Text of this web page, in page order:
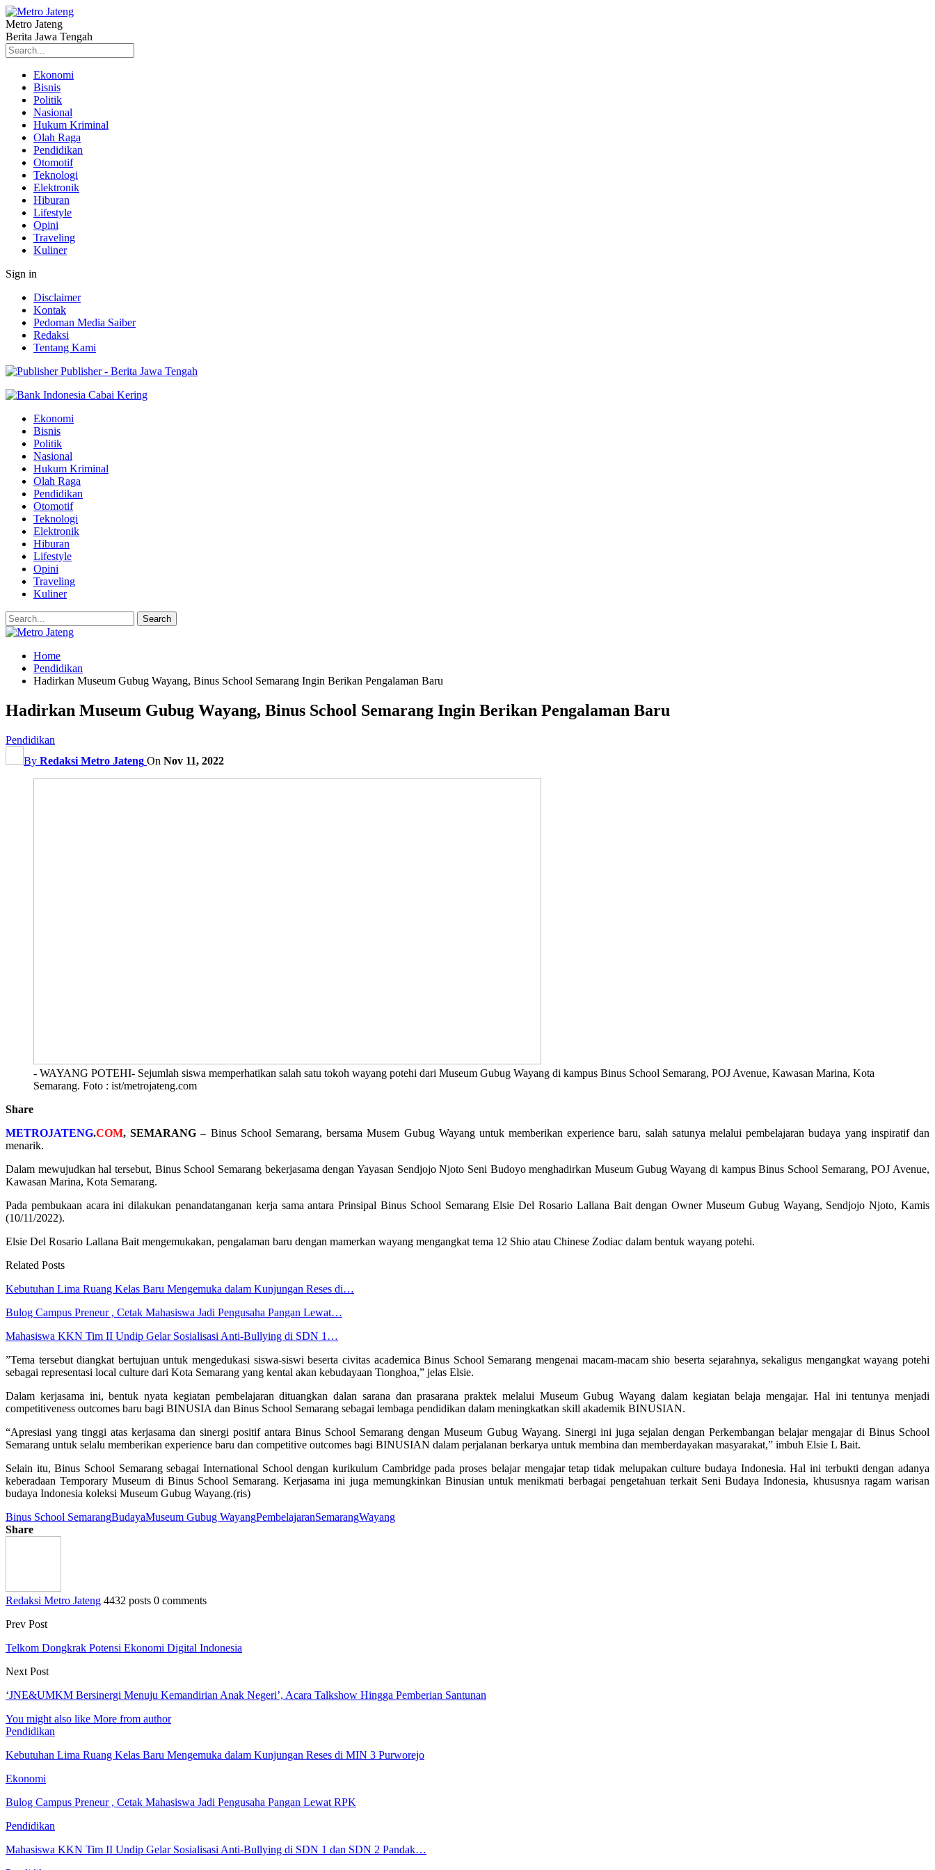
Metro Jateng
Berita Jawa Tengah
Ekonomi
Bisnis
Politik
Nasional
Hukum Kriminal
Olah Raga
Pendidikan
Otomotif
Teknologi
Elektronik
Hiburan
Lifestyle
Opini
Traveling
Kuliner
Sign in
Disclaimer
Kontak
Pedoman Media Saiber
Redaksi
Tentang Kami
Publisher - Berita Jawa Tengah
Ekonomi
Bisnis
Politik
Nasional
Hukum Kriminal
Olah Raga
Pendidikan
Otomotif
Teknologi
Elektronik
Hiburan
Lifestyle
Opini
Traveling
Kuliner
Home
Pendidikan
Hadirkan Museum Gubug Wayang, Binus School Semarang Ingin Berikan Pengalaman Baru
Hadirkan Museum Gubug Wayang, Binus School Semarang Ingin Berikan Pengalaman Baru
Pendidikan
By Redaksi Metro Jateng On Nov 11, 2022
- WAYANG POTEHI- Sejumlah siswa memperhatikan salah satu tokoh wayang potehi dari Museum Gubug Wayang di kampus Binus School Semarang, POJ Avenue, Kawasan Marina, Kota
Semarang. Foto : ist/metrojateng.com
Share
METROJATENG.COM, SEMARANG – Binus School Semarang, bersama Musem Gubug Wayang untuk memberikan experience baru, salah satunya melalui pembelajaran budaya yang inspiratif dan
menarik.
Dalam mewujudkan hal tersebut, Binus School Semarang bekerjasama dengan Yayasan Sendjojo Njoto Seni Budoyo menghadirkan Museum Gubug Wayang di kampus Binus School Semarang, POJ Avenue,
Kawasan Marina, Kota Semarang.
Pada pembukaan acara ini dilakukan penandatanganan kerja sama antara Prinsipal Binus School Semarang Elsie Del Rosario Lallana Bait dengan Owner Museum Gubug Wayang, Sendjojo Njoto, Kamis
(10/11/2022).
Elsie Del Rosario Lallana Bait mengemukakan, pengalaman baru dengan mamerkan wayang mengangkat tema 12 Shio atau Chinese Zodiac dalam bentuk wayang potehi.
Related Posts
Kebutuhan Lima Ruang Kelas Baru Mengemuka dalam Kunjungan Reses di…
Bulog Campus Preneur , Cetak Mahasiswa Jadi Pengusaha Pangan Lewat…
Mahasiswa KKN Tim II Undip Gelar Sosialisasi Anti-Bullying di SDN 1…
”Tema tersebut diangkat bertujuan untuk mengedukasi siswa-siswi beserta civitas academica Binus School Semarang mengenai macam-macam shio beserta sejarahnya, sekaligus mengangkat wayang potehi
sebagai representasi local culture dari Kota Semarang yang kental akan kebudayaan Tionghoa,” jelas Elsie.
Dalam kerjasama ini, bentuk nyata kegiatan pembelajaran dituangkan dalan sarana dan prasarana praktek melalui Museum Gubug Wayang dalam kegiatan belaja mengajar. Hal ini tentunya menjadi
competitiveness outcomes baru bagi BINUSIA dan Binus School Semarang sebagai lembaga pendidikan dalam meningkatkan skill akademik BINUSIAN.
“Apresiasi yang tinggi atas kerjasama dan sinergi positif antara Binus School Semarang dengan Museum Gubug Wayang. Sinergi ini juga sejalan dengan Perkembangan belajar mengajar di Binus School
Semarang untuk selalu memberikan experience baru dan competitive outcomes bagi BINUSIAN dalam perjalanan berkarya untuk membina dan memberdayakan masyarakat,” imbuh Elsie L Bait.
Selain itu, Binus School Semarang sebagai International School dengan kurikulum Cambridge pada proses belajar mengajar tetap tidak melupakan culture budaya Indonesia. Hal ini terbukti dengan adanya
keberadaan Temporary Museum di Binus School Semarang. Kerjasama ini juga memungkinkan Binusian untuk menikmati berbagai pengetahuan terkait Seni Budaya Indonesia, khususnya ragam warisan
budaya Indonesia koleksi Museum Gubug Wayang.(ris)
Binus School SemarangBudayaMuseum Gubug WayangPembelajaranSemarangWayang
Share
Redaksi Metro Jateng 4432 posts 0 comments
Prev Post
Telkom Dongkrak Potensi Ekonomi Digital Indonesia
Next Post
‘JNE&UMKM Bersinergi Menuju Kemandirian Anak Negeri’, Acara Talkshow Hingga Pemberian Santunan
You might also like More from author
Pendidikan
Kebutuhan Lima Ruang Kelas Baru Mengemuka dalam Kunjungan Reses di MIN 3 Purworejo
Ekonomi
Bulog Campus Preneur , Cetak Mahasiswa Jadi Pengusaha Pangan Lewat RPK
Pendidikan
Mahasiswa KKN Tim II Undip Gelar Sosialisasi Anti-Bullying di SDN 1 dan SDN 2 Pandak…